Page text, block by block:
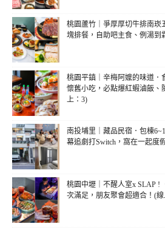
桃園蘆竹｜爭厚厚切牛排南崁
塊排餐，自助吧主食、例湯到
桃園平鎮｜辛梅阿嬤的味道．
懷舊小吃，必點爆紅蝦滷飯、
上：3)
南投埔里｜藏品民宿．包棟
幕追劇打Switch，窩在一起度
桃園中壢｜不醒人室x SLAP !
次滿足，朋友聚會超適合！(